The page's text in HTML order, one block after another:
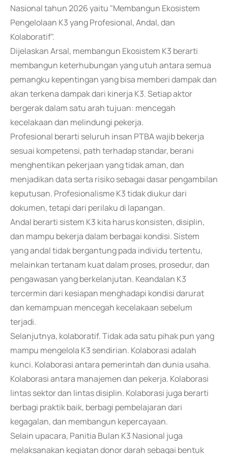
Nasional tahun 2026 yaitu "Membangun Ekosistem
Pengelolaan K3 yang Profesional, Andal, dan
Kolaboratif".
Dijelaskan Arsal, membangun Ekosistem K3 berarti
membangun keterhubungan yang utuh antara semua
pemangku kepentingan yang bisa memberi dampak dan
akan terkena dampak dari kinerja K3. Setiap aktor
bergerak dalam satu arah tujuan: mencegah
kecelakaan dan melindungi pekerja.
Profesional berarti seluruh insan PTBA wajib bekerja
sesuai kompetensi, path terhadap standar, berani
menghentikan pekerjaan yang tidak aman, dan
menjadikan data serta risiko sebagai dasar pengambilan
keputusan. Profesionalisme K3 tidak diukur dari
dokumen, tetapi dari perilaku di lapangan.
Andal berarti sistem K3 kita harus konsisten, disiplin,
dan mampu bekerja dalam berbagai kondisi. Sistem
yang andal tidak bergantung pada individu tertentu,
melainkan tertanam kuat dalam proses, prosedur, dan
pengawasan yang berkelanjutan. Keandalan K3
tercermin dari kesiapan menghadapi kondisi darurat
dan kemampuan mencegah kecelakaan sebelum
terjadi.
Selanjutnya, kolaboratif. Tidak ada satu pihak pun yang
mampu mengelola K3 sendirian. Kolaborasi adalah
kunci. Kolaborasi antara pemerintah dan dunia usaha.
Kolaborasi antara manajemen dan pekerja. Kolaborasi
lintas sektor dan lintas disiplin. Kolaborasi juga berarti
berbagi praktik baik, berbagi pembelajaran dari
kegagalan, dan membangun kepercayaan.
Selain upacara, Panitia Bulan K3 Nasional juga
melaksanakan kegiatan donor darah sebagai bentuk